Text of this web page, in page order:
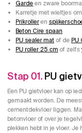
Garde en zware
Karretje met wieltjes
Prikrolleren
Beton Cire spaan
PU sealer mat of de PU
PU roller 25 cm of zelfs
Stap 01. PU
Een PU gietvloer kan op
gemaakt worden. De
cementdekvloer liggen.
betonvloer of over je
plekken hebt in je vloer.